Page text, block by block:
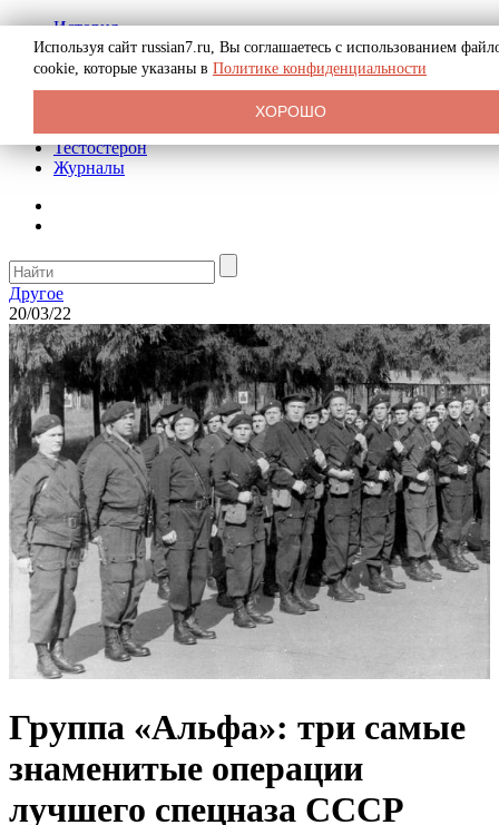
История
Биография
Криминал
Реклама на сайте
Тестостерон
Журналы
Другое
20/03/22
Группа «Альфа»: три самые
знаменитые операции
лучшего спецназа СССР
Используя сайт russian7.ru, Вы соглашаетесь с использованием
cookie, которые указаны в Политике конфиденциальности
ХОРОШО